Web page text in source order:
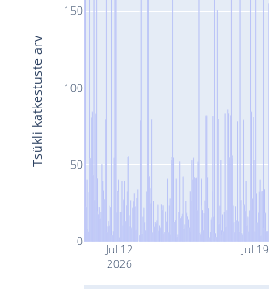
Jul 12
2026
Jul 19
0
50
100
150
Tsükli katkestuste arv